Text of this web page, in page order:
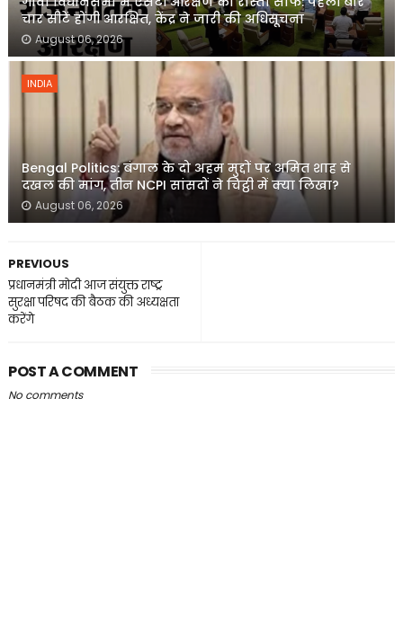
चार सीटें होंगी आरक्षित, केंद्र ने जारी की अधिसूचना
August 06, 2026
INDIA
Bengal Politics: बंगाल के दो अहम मुद्दों पर अमित शाह से
दखल की मांग, तीन NCPI सांसदों ने चिट्ठी में क्या लिखा?
August 06, 2026
PREVIOUS
प्रधानमंत्री मोदी आज संयुक्त राष्ट्र
सुरक्षा परिषद की बैठक की अध्यक्षता
करेंगे
POST A COMMENT
No comments